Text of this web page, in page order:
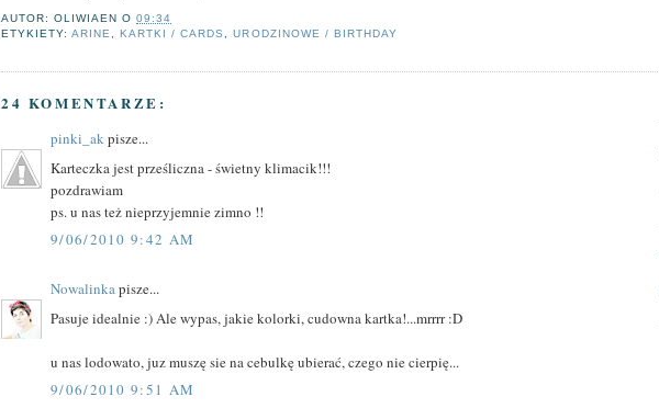
AUTOR:OLIWIAEN O09:34
ETYKIETY:ARINE ,KARTKI / CARDS ,URODZINOWE / BIRTHDAY
24 KOMENTARZE:
pinki_akpisze...
Karteczka jest prześliczna - świetny klimacik!!!
pozdrawiam
ps. u nas też nieprzyjemnie zimno !!
9/06/2010 9:42 AM
Nowalinkapisze...
Pasuje idealnie :) Ale wypas, jakie kolorki, cudowna kartka!...mrrrr :D
u nas lodowato, juz muszę sie na cebulkę ubierać, czego nie cierpię...
9/06/2010 9:51 AM